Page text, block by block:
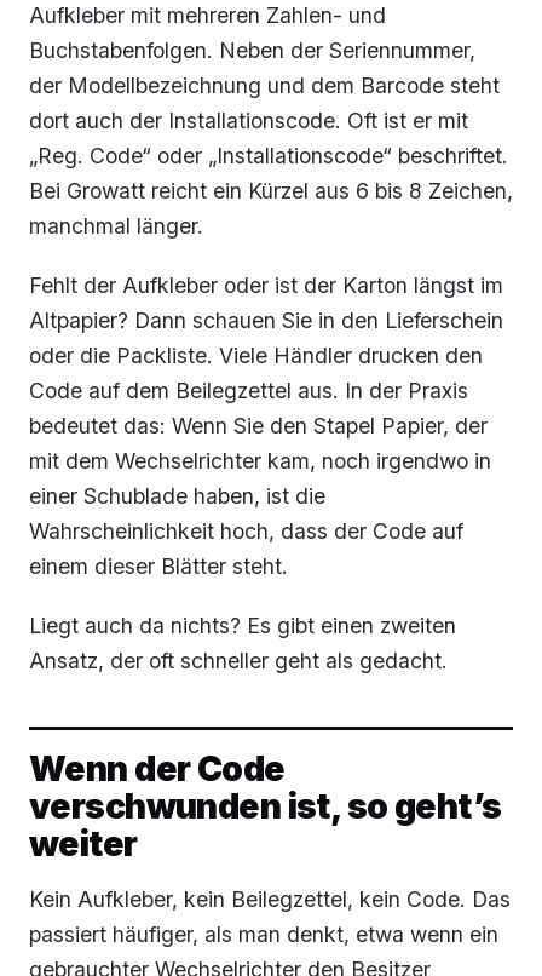
Aufkleber mit mehreren Zahlen- und
Buchstabenfolgen. Neben der Seriennummer,
der Modellbezeichnung und dem Barcode steht
dort auch der Installationscode. Oft ist er mit
„Reg. Code“ oder „Installationscode“ beschriftet.
Bei Growatt reicht ein Kürzel aus 6 bis 8 Zeichen,
manchmal länger.
Fehlt der Aufkleber oder ist der Karton längst im
Altpapier? Dann schauen Sie in den Lieferschein
oder die Packliste. Viele Händler drucken den
Code auf dem Beilegzettel aus. In der Praxis
bedeutet das: Wenn Sie den Stapel Papier, der
mit dem Wechselrichter kam, noch irgendwo in
einer Schublade haben, ist die
Wahrscheinlichkeit hoch, dass der Code auf
einem dieser Blätter steht.
Liegt auch da nichts? Es gibt einen zweiten
Ansatz, der oft schneller geht als gedacht.
Wenn der Code
verschwunden ist, so geht’s
weiter
Kein Aufkleber, kein Beilegzettel, kein Code. Das
passiert häufiger, als man denkt, etwa wenn ein
gebrauchter Wechselrichter den Besitzer